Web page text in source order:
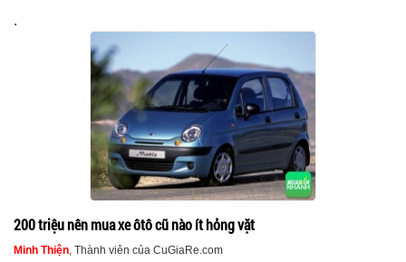
.
200 triệu nên mua xe ôtô cũ nào ít hỏng vặt
Minh Thiện, Thành viên của CuGiaRe.com